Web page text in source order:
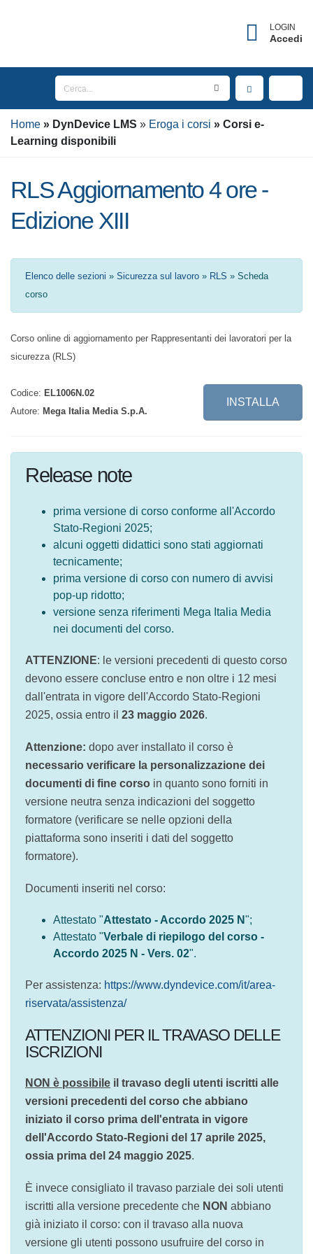
LOGIN
Accedi
Home DynDevice LMS Eroga i corsi
Corsi e-
Learning disponibili
RLS Aggiornamento 4 ore -
Edizione XIII
Elenco delle sezioni»Sicurezza sul lavoro»RLS» Scheda corso
la sicurezza (RLS)
Autore: Mega Italia Media S.p.A.
INSTALLA
Release note
all'Accordo Stato-Regioni 2025;
alcuni oggetti didattici sono stati aggiornati
tecnicamente;
prima versione di corso con numero di
avvisi pop-up ridotto;
versione senza riferimenti Mega Italia Media
nei documenti del corso.
corso devono essere concluse entro e non oltre i
12 mesi dall'entrata in vigore dell'Accordo Stato-
Regioni 2025, ossia entro il23 maggio 2026.
necessario verificare la personalizzazione dei
documenti di fine corsoin quanto sono forniti in
versione neutra senza indicazioni del soggetto
formatore (verificare se nelle opzioni della
piattaforma sono inseriti i dati del soggetto
formatore).
Attestato "Verbale di riepilogo del corso -
Accordo 2025 N - Vers. 02".
https://www.dyndevice.com/it/area-
riservata/assistenza/
ATTENZIONI PER IL TRAVASO DELLE
ISCRIZIONI
NON è possibile il travaso degli utenti iscritti
alle versioni precedenti del corso che abbiano
iniziato il corso prima dell'entrata in vigore
dell'Accordo Stato-Regioni del 17 aprile 2025,
ossia prima del 24 maggio 2025
È invece consigliato il travaso parziale dei soli
utenti iscritti alla versione precedente cheNON
abbiano già iniziato il corso: con il travaso alla
nuova versione gli utenti possono usufruire del